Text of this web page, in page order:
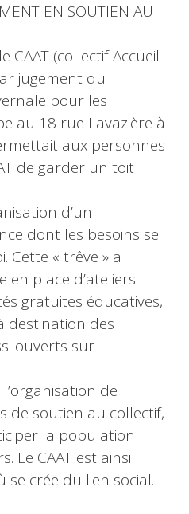
EN SOUTIEN AU
CAAT (collectif Accueil
jugement du
pour les
au 18 rue Lavazière à
aux personnes
de garder un toit
d’un
dont les besoins se
Cette « trêve » a
en place d’ateliers
gratuites éducatives,
destination des
ouverts sur
de
de soutien au collectif,
la population
Le CAAT est ainsi
se crée du lien social.